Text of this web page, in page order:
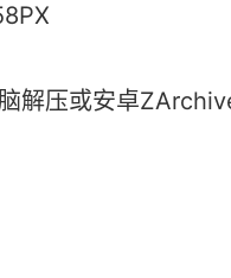
解压或安卓